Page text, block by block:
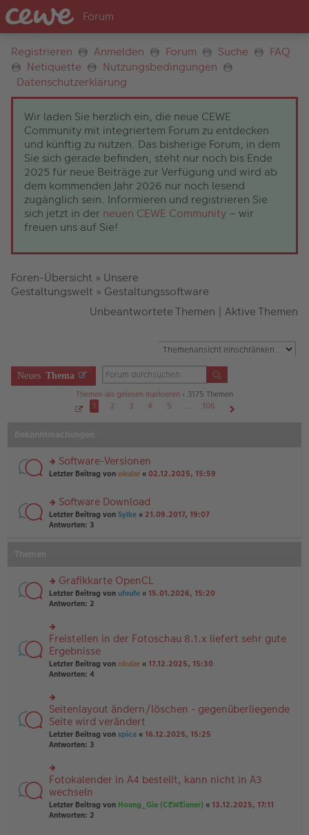
Registrieren Anmelden Forum Suche
FAQ
Netiquette
Nutzungsbedingungen
Datenschutzerklärung
Wir laden Sie herzlich ein, die neue CEWE
Community mit integriertem Forum zu entdecken
und künftig zu nutzen. Das bisherige Forum, in dem
Sie sich gerade befinden, steht nur noch bis Ende
2025 für neue Beiträge zur Verfügung und wird ab
dem kommenden Jahr 2026 nur noch lesend
zugänglich sein. Informieren und registrieren Sie
sich jetzt in der neuen CEWE Community – wir
freuen uns auf Sie!
Foren-Übersicht » Unsere
Gestaltungswelt » Gestaltungssoftware
Unbeantwortete Themen | Aktive Themen
Neues Thema
Themen als gelesen markieren • 3175 Themen
1
v
o
n
6
1 2 3 4 5 …
106
rs
u
n
g
er
B
ei
tr
g
Software-Versionen
Letzter Beitrag von okular « 02.12.2025, 15:59
rs
te
es
e
n
B
ei
tr
a
g
Software Download
Letzter Beitrag von Sylke « 21.09.2017, 19:07
Antworten: 3
rs
te
u
n
g
el
es
e
er
B
ei
tr
a
g
Grafikkarte OpenCL
Letzter Beitrag von ufeufe « 15.01.2026, 15:20
Antworten: 2
rs
te
r
u
n
el
es
e
n
er
tr
a
g
Freistellen in der Fotoschau 8.1.x liefert sehr gute
Ergebnisse
Letzter Beitrag von okular « 17.12.2025, 15:30
Antworten: 4
rs
te
r
u
n
el
es
e
n
er
Seitenlayout ändern/löschen - gegenüberliegende
Seite wird verändert
Letzter Beitrag von spica « 16.12.2025, 15:25
Antworten: 3
rs
te
r
u
n
Fotokalender in A4 bestellt, kann nicht in A3
wechseln
Letzter Beitrag von Hoang_Gia (CEWEianer) « 13.12.2025, 17:11
Antworten: 2